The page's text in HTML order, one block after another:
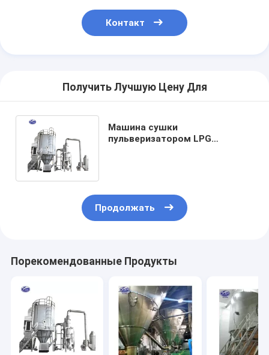
Контакт
Получить Лучшую Цену Для
Машина сушки
пульверизатором LPG
Продолжать
Порекомендованные Продукты